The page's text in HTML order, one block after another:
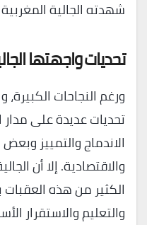
شهدته الجالية
تحديات واجهتها
ورغم النجاحات
تحديات عديدة على
الاندماج والتمييز
والاقتصادية. إلا أن
الكثير من هذه
والتعليم والاستقرار